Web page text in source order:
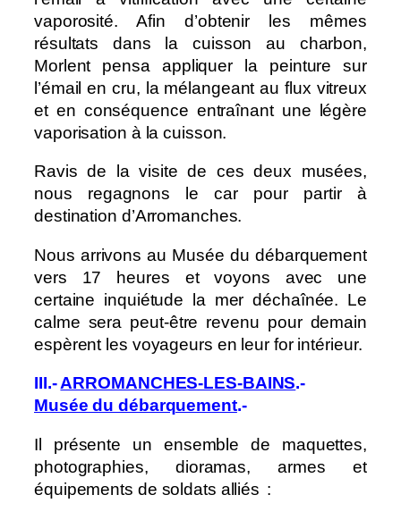
vaporosité. Afin d’obtenir les mêmes
résultats dans la cuisson au charbon,
Morlent pensa appliquer la peinture sur
l’émail en cru, la mélangeant au flux vitreux
et en conséquence entraînant une légère
vaporisation à la cuisson.
Ravis de la visite de ces deux musées,
nous regagnons le car pour partir à
destination d’Arromanches.
Nous arrivons au Musée du débarquement
vers 17 heures et voyons avec une
certaine inquiétude la mer déchaînée. Le
calme sera peut-être revenu pour demain
espèrent les voyageurs en leur for intérieur.
III.-ARROMANCHES-LES-BAINS.-
Musée du débarquement.-
Il présente un ensemble de maquettes,
photographies, dioramas, armes et
équipements de soldats alliés :